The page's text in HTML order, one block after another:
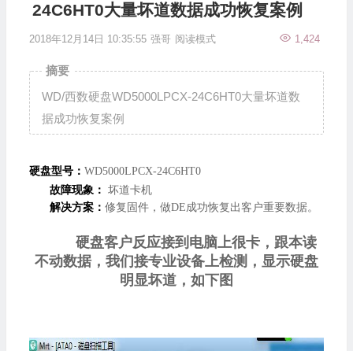
24C6HT0大量坏道数据成功恢复案例
2018年12月14日 10:35:55 强哥 1,424
阅读模式
摘要
WD/西数硬盘WD5000LPCX-24C6HT0大量坏道数
据成功恢复案例
硬盘型号： WD5000LPCX-24C6HT0
故障现象： 坏道卡机
解决方案： 修复固件，做DE成功恢复出客户重要数据。
硬盘客户反应接到电脑上很卡，跟本读
不动数据，我们接专业设备上检测，显示硬盘
明显坏道，如下图